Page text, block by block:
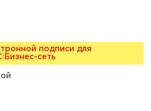
подписи для
сеть